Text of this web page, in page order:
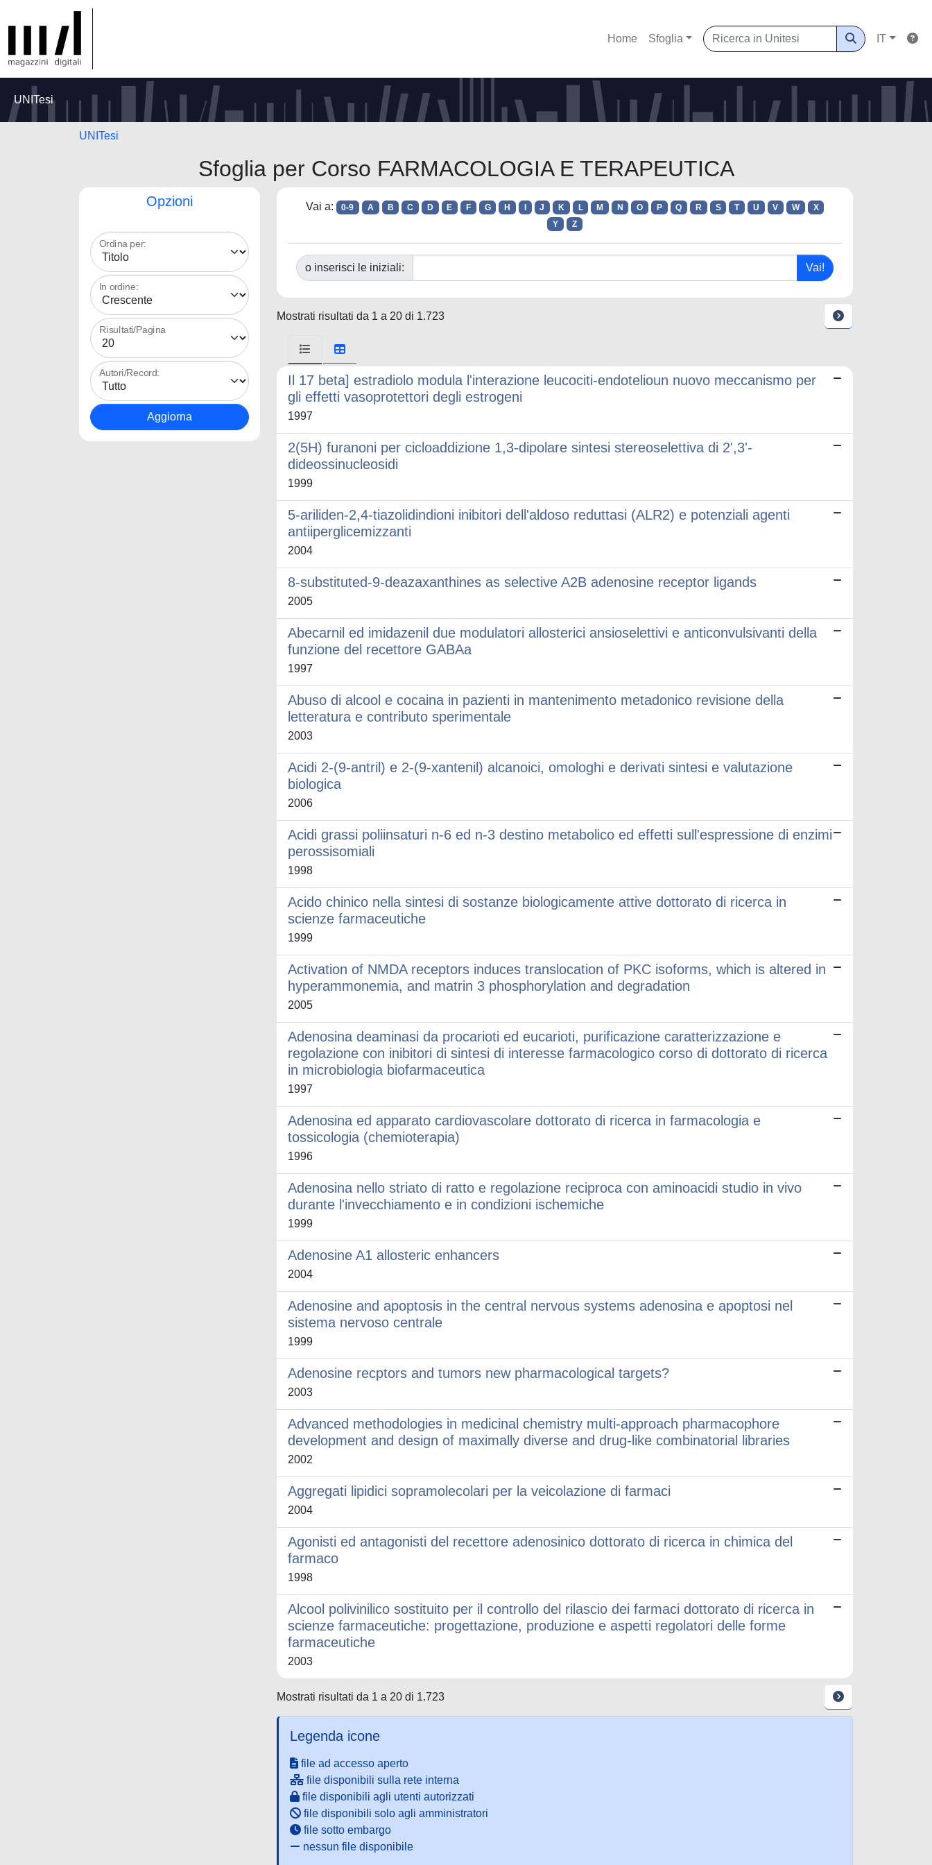
Home Sfoglia IT
UNITesi
UNITesi
Sfoglia per Corso FARMACOLOGIA E TERAPEUTICA
Opzioni
Ordina per:
In ordine:
Risultati/Pagina
Autori/Record:
Vai a: 0-9 A B C D E F G H J K L M N O P Q R S T U V W
X
Y
Z
o inserisci le iniziali:
Mostrati risultati da 1 a 20 di 1.723
Il 17 beta] estradiolo modula l'interazione leucociti-endotelioun nuovo meccanismo per
gli effetti vasoprotettori degli estrogeni
1997
2(5H) furanoni per cicloaddizione 1,3-dipolare sintesi stereoselettiva di 2',3'-
dideossinucleosidi
1999
5-ariliden-2,4-tiazolidindioni inibitori dell'aldoso reduttasi (ALR2) e potenziali agenti
antiiperglicemizzanti
2004
8-substituted-9-deazaxanthines as selective A2B adenosine receptor ligands
2005
Abecarnil ed imidazenil due modulatori allosterici ansioselettivi e anticonvulsivanti della
funzione del recettore GABAa
1997
Abuso di alcool e cocaina in pazienti in mantenimento metadonico revisione della
letteratura e contributo sperimentale
2003
Acidi 2-(9-antril) e 2-(9-xantenil) alcanoici, omologhi e derivati sintesi e valutazione
biologica
2006
Acidi grassi poliinsaturi n-6 ed n-3 destino metabolico ed effetti sull'espressione di enzimi
perossisomiali
1998
Acido chinico nella sintesi di sostanze biologicamente attive dottorato di ricerca in
scienze farmaceutiche
1999
Activation of NMDA receptors induces translocation of PKC isoforms, which is altered in
hyperammonemia, and matrin 3 phosphorylation and degradation
2005
Adenosina deaminasi da procarioti ed eucarioti, purificazione caratterizzazione e
regolazione con inibitori di sintesi di interesse farmacologico corso di dottorato di ricerca
in microbiologia biofarmaceutica
1997
Adenosina ed apparato cardiovascolare dottorato di ricerca in farmacologia e
tossicologia (chemioterapia)
1996
Adenosina nello striato di ratto e regolazione reciproca con aminoacidi studio in vivo
durante l'invecchiamento e in condizioni ischemiche
1999
Adenosine A1 allosteric enhancers
2004
Adenosine and apoptosis in the central nervous systems adenosina e apoptosi nel
sistema nervoso centrale
1999
Adenosine recptors and tumors new pharmacological targets?
2003
Advanced methodologies in medicinal chemistry multi-approach pharmacophore
development and design of maximally diverse and drug-like combinatorial libraries
2002
Aggregati lipidici sopramolecolari per la veicolazione di farmaci
2004
Agonisti ed antagonisti del recettore adenosinico dottorato di ricerca in chimica del
farmaco
1998
Alcool polivinilico sostituito per il controllo del rilascio dei farmaci dottorato di ricerca in
scienze farmaceutiche: progettazione, produzione e aspetti regolatori delle forme
farmaceutiche
2003
Mostrati risultati da 1 a 20 di 1.723
Legenda icone
file ad accesso aperto
file disponibili sulla rete interna
file disponibili agli utenti autorizzati
file disponibili solo agli amministratori
file sotto embargo
nessun file disponibile